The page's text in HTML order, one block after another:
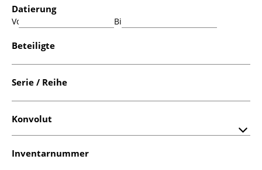
Datierung
Von: Bis:
Beteiligte
Serie / Reihe
Konvolut
Inventarnummer